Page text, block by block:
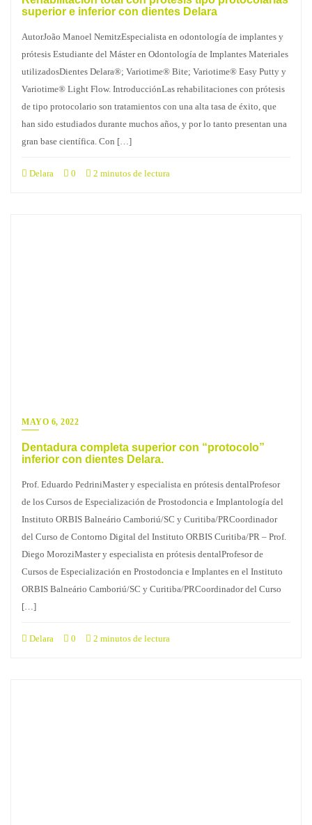
superior e inferior con dientes Delara
AutorJoão Manoel NemitzEspecialista en odontología de implantes y
prótesis Estudiante del Máster en Odontología de Implantes Materiales
utilizadosDientes Delara®; Variotime® Bite; Variotime® Easy Putty y
Variotime® Light Flow. IntroducciónLas rehabilitaciones con prótesis
de tipo protocolario son tratamientos con una alta tasa de éxito, que
han sido estudiados durante muchos años, y por lo tanto presentan una
gran base científica. Con […]
Delara 0 2 minutos de lectura
MAYO 6, 2022
Dentadura completa superior con “protocolo”
inferior con dientes Delara.
Prof. Eduardo PedriniMaster y especialista en prótesis dentalProfesor
de los Cursos de Especialización de Prostodoncia e Implantología del
Instituto ORBIS Balneário Camboriú/SC y Curitiba/PRCoordinador
del Curso de Contorno Digital del Instituto ORBIS Curitiba/PR – Prof.
Diego MoroziMaster y especialista en prótesis dentalProfesor de
Cursos de Especialización en Prostodoncia e Implantes en el Instituto
ORBIS Balneário Camboriú/SC y Curitiba/PRCoordinador del Curso
[…]
Delara 0 2 minutos de lectura